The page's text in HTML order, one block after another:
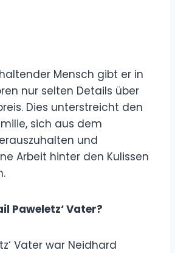
Mensch gibt er in
nur selten Details über
Dies unterstreicht den
sich aus dem
und
Arbeit hinter den Kulissen
Paweletz‘ Vater?
Vater war Neidhard